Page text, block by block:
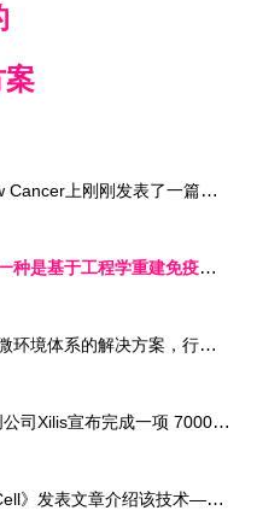
2024年8月，在Nature Review Cancer上刚刚发表了一篇重量级综述 “Cancer organoids 2.0: modelling the complexity of the tumour immune microenvironment” ，总结了几种新一代类器官模型构建方式，并就工程化体外重建免疫/肿瘤微环境对疾病建模、药物研发、精准医疗的重要性进行详细阐述[3]。
于工程学重建免疫微环境体系的解决方案，另一种是保留天然免疫微环境解决方案，前者适合大规模、标准化建模、高通量药物筛选，后者由于前处理的不确定性以及样本用量等原因，更适合小规模机制性研究（图4）。
基于工程学方法重建具有免疫微环境体系的解决方案，行业内最著名的案例就是
2021年7月8日，生物科技初创公司Xilis宣布完成一项 7000 万美元的A轮融资，用于进一步推进名为
2022年，Xilis在《Cell Stem Cell》发表文章介绍该技术——基于液滴夹流构建类器官/3D细胞球微小反应体系，可在14天内对肿瘤病人来源的类器官完成构建-药物筛选-治疗方案建议的全流程（图5）。